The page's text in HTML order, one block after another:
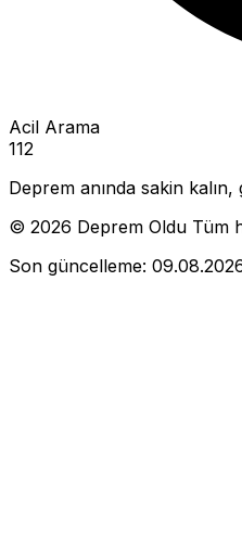
Acil Arama
112
Deprem anında sakin kalın,
© 2026 Deprem Oldu Tüm
Son güncelleme: